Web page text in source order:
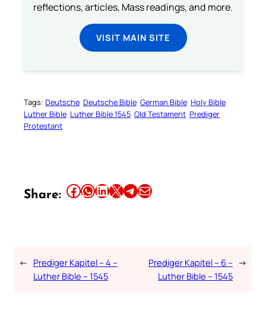
reflections, articles, Mass readings, and more.
VISIT MAIN SITE
Tags: Deutsche Deutsche Bible German Bible Holy Bible
Luther Bible Luther Bible 1545 Old Testament Prediger
Protestant
Share: Share this article on Facebook Share this article on WhatsApp Share this article on LinkedIn Share this article on X Share this article on TelegramEmail this Article
← Prediger Kapitel – 4 –
Luther Bible – 1545
Prediger Kapitel – 6 –
Luther Bible – 1545
→